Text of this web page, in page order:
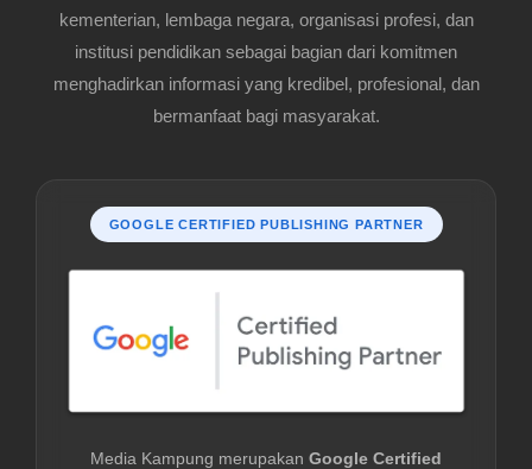
kementerian, lembaga negara, organisasi profesi, dan
institusi pendidikan sebagai bagian dari komitmen
menghadirkan informasi yang kredibel, profesional, dan
bermanfaat bagi masyarakat.
GOOGLE CERTIFIED PUBLISHING PARTNER
Media Kampung merupakan Google Certified